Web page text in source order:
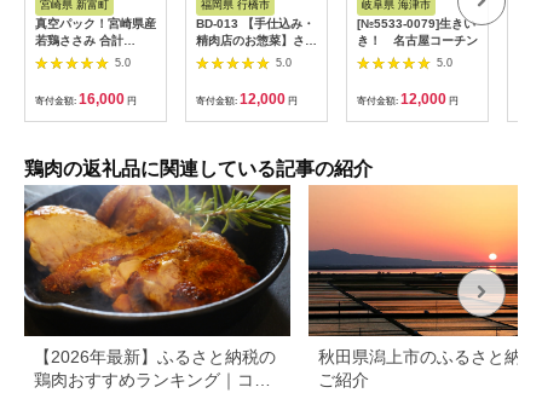
宮崎県 新富町
真空パック！宮崎県産
若鶏ささみ 合計
5kg【C407】
5.0
寄付金額: 16,000 円
福岡県 行橋市
BD-013 【手仕込み・
精肉店のお惣菜】ささ
みカツ70g×12枚
5.0
寄付金額: 12,000 円
岐阜県 海津市
[№5533-0079]生きい
き！ 名古屋コーチン
5.0
寄付金額: 12,000 円
鶏肉の返礼品に関連している記事の紹介
【2026年最新】ふるさと納税の
鶏肉おすすめランキング｜コス
秋田県潟上市のふるさと納税
ご紹介